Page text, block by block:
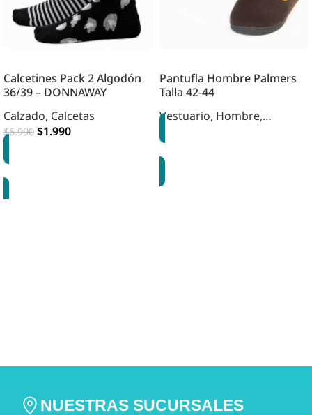
Calcetines Pack 2 Algodón
36/39 – DONNAWAY
Calzado, Calcetas
$6.990 $1.990
Pantufla Hombre Palmers
Talla 42-44
Vestuario, Hombre,
NUESTRAS SUCURSALES